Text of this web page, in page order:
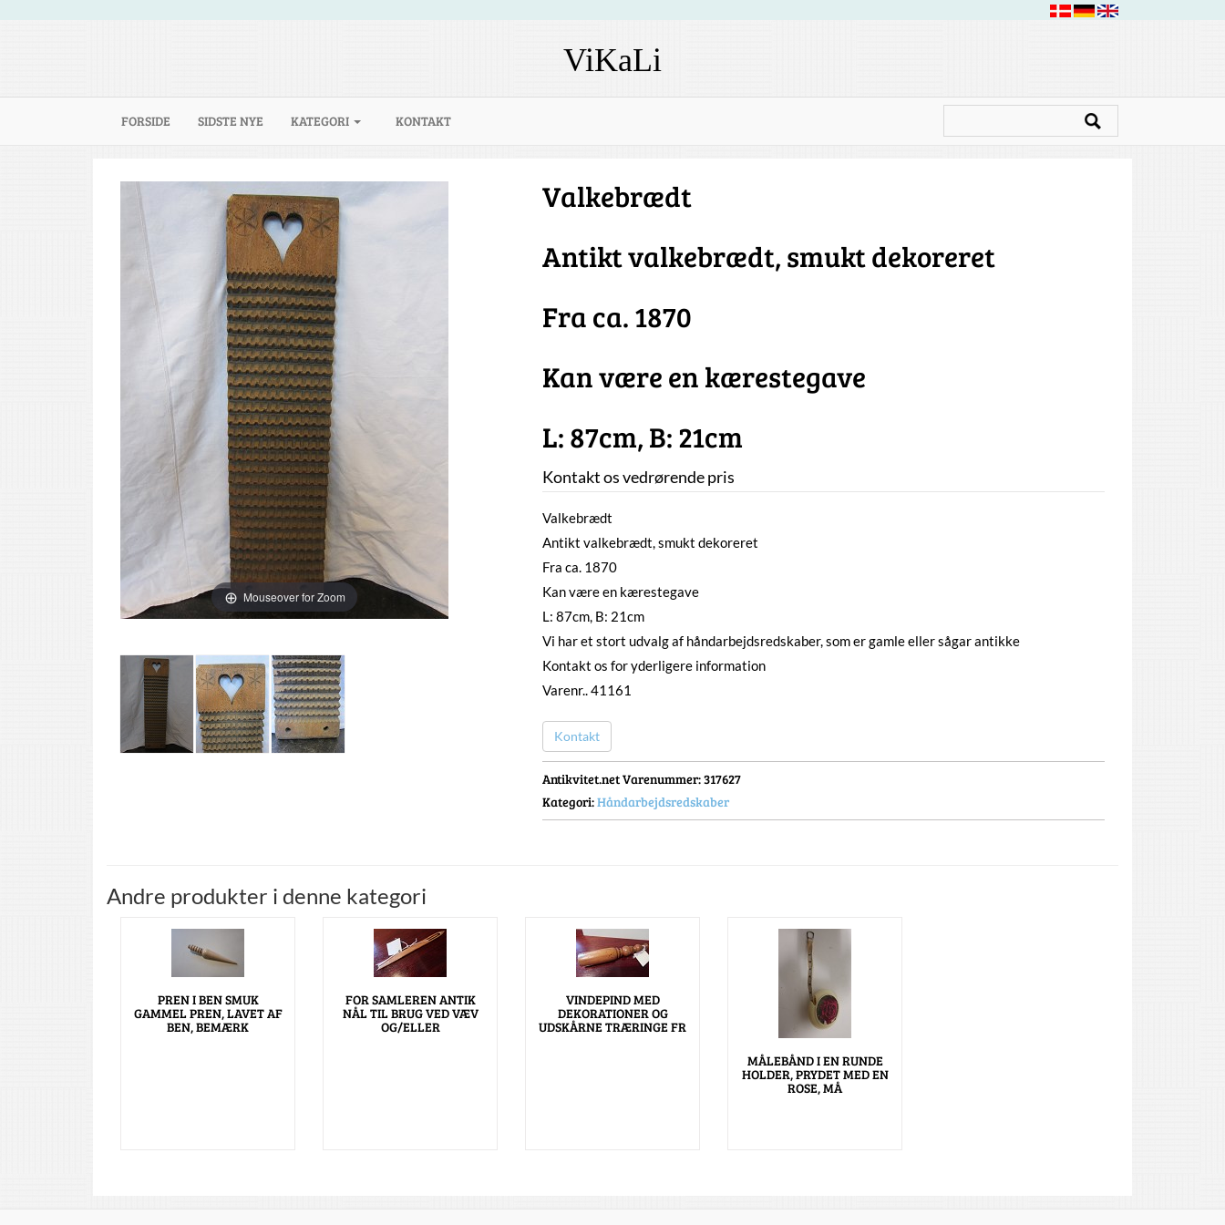
ViKaLi
FORSIDE (CURRENT)
SIDSTE NYE KATEGORI KONTAKT
Mouseover for Zoom
Valkebrædt
Antikt valkebrædt, smukt dekoreret
Fra ca. 1870
Kan være en kærestegave
L: 87cm, B: 21cm
Kontakt os vedrørende pris
Valkebrædt
Antikt valkebrædt, smukt dekoreret
Fra ca. 1870
Kan være en kærestegave
L: 87cm, B: 21cm
Vi har et stort udvalg af håndarbejdsredskaber, som er gamle eller sågar antikke
Kontakt os for yderligere information
Varenr.. 41161
Kontakt
Antikvitet.net Varenummer: 317627
Kategori:Håndarbejdsredskaber
Andre produkter i denne kategori
PREN I BEN SMUK
GAMMEL PREN, LAVET AF
BEN, BEMÆRK
FOR SAMLEREN ANTIK
NÅL TIL BRUG VED VÆV
OG/ELLER
VINDEPIND MED
DEKORATIONER OG
UDSKÅRNE TRÆRINGE FR
MÅLEBÅND I EN RUNDE
HOLDER, PRYDET MED EN
ROSE, MÅ